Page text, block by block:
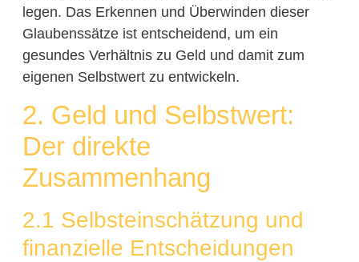
legen. Das Erkennen und Überwinden dieser
Glaubenssätze ist entscheidend, um ein
gesundes Verhältnis zu Geld und damit zum
eigenen Selbstwert zu entwickeln.
2. Geld und Selbstwert:
Der direkte
Zusammenhang
2.1 Selbsteinschätzung und
finanzielle Entscheidungen